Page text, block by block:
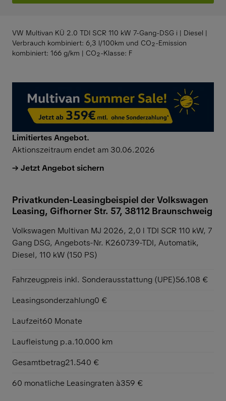
VW Multivan KÜ 2.0 TDI SCR 110 kW 7-Gang-DSG⁠ i | Diesel |
Verbrauch kombiniert: 6,3 l/100km und CO₂-Emission
kombiniert: 166 g/km | CO₂-Klasse: F
Limitiertes Angebot.
Aktionszeitraum endet am 30.06.2026
Jetzt Angebot sichern
Privatkunden-Leasingbeispiel der Volkswagen
Leasing, Gifhorner Str. 57, 38112 Braunschweig
Volkswagen Multivan MJ 2026, 2,0 l TDI SCR 110 kW, 7
Gang DSG, Angebots-Nr. K260739-TDI, Automatik,
Diesel, 110 kW (150 PS)
Fahrzeugpreis inkl. Sonderausstattung (UPE)56.108 €
Leasingsonderzahlung0 €
Laufzeit60 Monate
Laufleistung p.a.10.000 km
Gesamtbetrag21.540 €
60 monatliche Leasingraten à359 €